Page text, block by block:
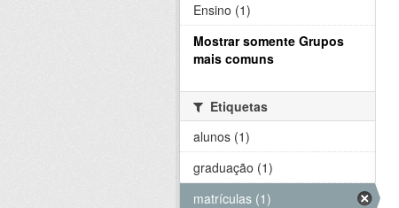
Ensino (1)
Mostrar somente Grupos
mais comuns
Etiquetas
alunos (1)
graduação (1)
matrículas (1)